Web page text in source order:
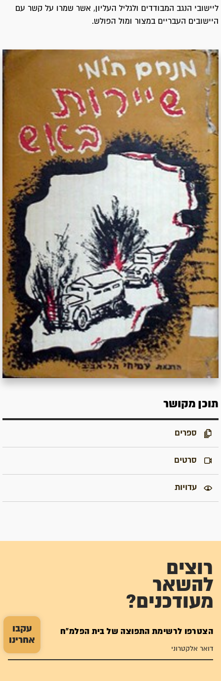
עקבו
אחרינו
ליישובי הנגב המבודדים ולגליל העליון, אשר שמרו על קשר עם
היישובים העבריים במצור ומול הפולש.
תוכן מקושר
ספרים
סרטים
עדויות
רוצים
להשאר
מעודכנים?
הצטרפו לרשימת התפוצה של בית הפלמ"ח